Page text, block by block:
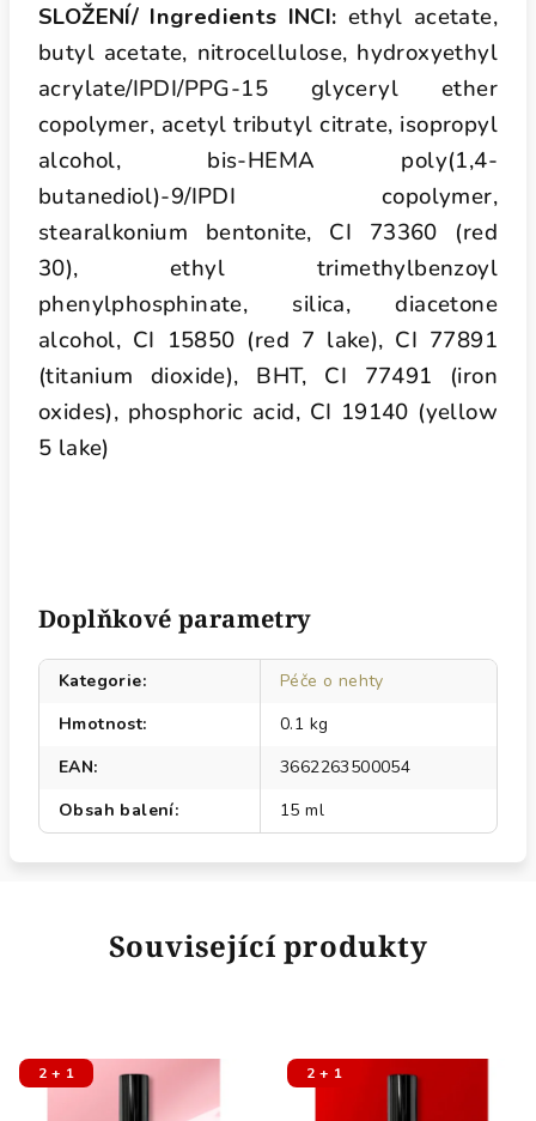
SLOŽENÍ/ Ingredients INCI: ethyl acetate,
butyl acetate, nitrocellulose, hydroxyethyl
acrylate/IPDI/PPG-15 glyceryl ether
copolymer, acetyl tributyl citrate, isopropyl
alcohol, bis-HEMA poly(1,4-
butanediol)-9/IPDI copolymer,
stearalkonium bentonite, CI 73360 (red
30), ethyl trimethylbenzoyl
phenylphosphinate, silica, diacetone
alcohol, CI 15850 (red 7 lake), CI 77891
(titanium dioxide), BHT, CI 77491 (iron
oxides), phosphoric acid, CI 19140 (yellow
5 lake)
Doplňkové parametry
Kategorie:
Péče o nehty
Hmotnost:
0.1 kg
EAN:
3662263500054
Obsah balení: 15 ml
Související produkty
2 + 1 2 + 1